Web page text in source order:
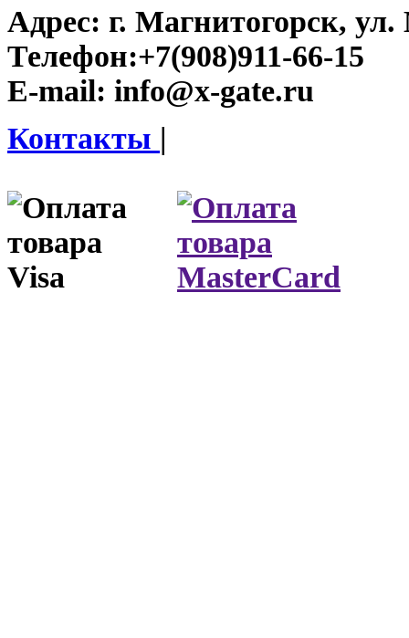
Адрес: г. Магнитогорск, ул.
Телефон:+7(908)911-66-15
E-mail: info@x-gate.ru
Контакты |